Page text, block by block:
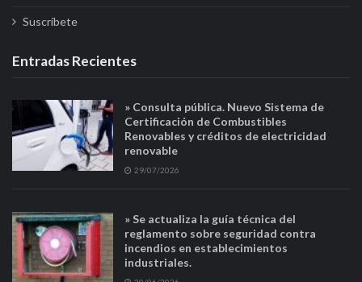
Suscríbete
Entradas Recientes
» Consulta pública. Nuevo Sistema de
Certificación de Combustibles
Renovables y créditos de electricidad
renovable
29/07/2026
» Se actualiza la guía técnica del
reglamento sobre seguridad contra
incendios en establecimientos
industriales.